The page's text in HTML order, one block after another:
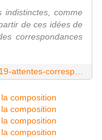
indistinctes, comme
de ces idées de
correspondances